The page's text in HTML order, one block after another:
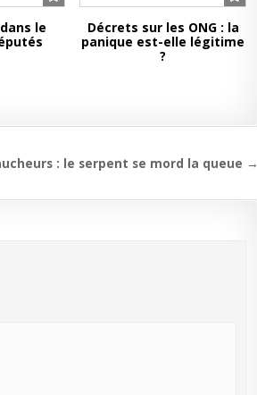
le
Décrets sur les ONG : la
panique est-elle légitime
?
: le serpent se mord la queue →